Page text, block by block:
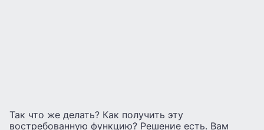
Так что же делать? Как получить эту
востребованную функцию? Решение есть. Вам